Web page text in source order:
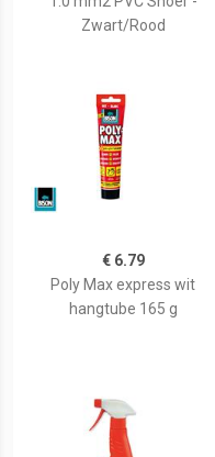
Zwart/Rood
€ 6.79
Poly Max express wit
hangtube 165 g